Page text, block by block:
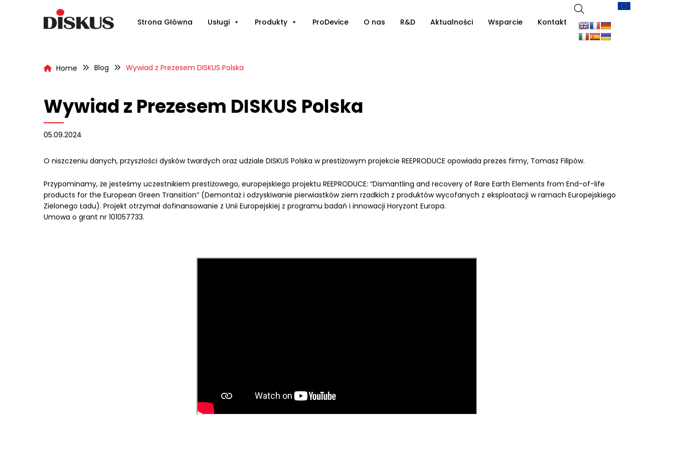
Strona Główna Usługi Produkty ProDevice O nas R&D Aktualności Wsparcie Kontakt
Home Blog Wywiad z Prezesem DISKUS Polska
Wywiad z Prezesem DISKUS Polska
05.09.2024
O niszczeniu danych, przyszłości dysków twardych oraz udziale DISKUS Polska w prestiżowym projekcie REEPRODUCE opowiada prezes firmy, Tomasz Filipów.
Przypominamy, że jesteśmy uczestnikiem prestiżowego, europejskiego projektu REEPRODUCE: “Dismantling and recovery of Rare Earth Elements from End-of-life
products for the European Green Transition” (Demontaż i odzyskiwanie pierwiastków ziem rzadkich z produktów wycofanych z eksploatacji w ramach Europejskiego
Zielonego Ładu). Projekt otrzymał dofinansowanie z Unii Europejskiej z programu badań i innowacji Horyzont Europa.
Umowa o grant nr 101057733.